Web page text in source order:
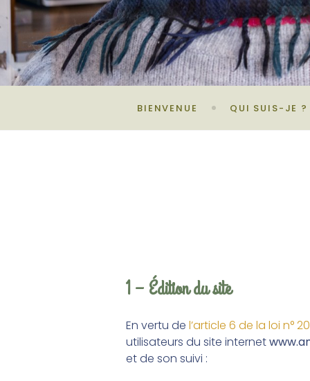
BIENVENUE QUI SUIS-JE ?
1 – Édition du site
En vertu de l’article 6 de la loi n°
utilisateurs du site internet
et de son suivi :